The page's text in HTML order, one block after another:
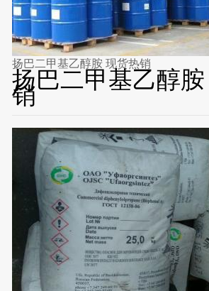
扬巴二甲基乙醇胺 现货热销
扬巴二甲基乙醇
销